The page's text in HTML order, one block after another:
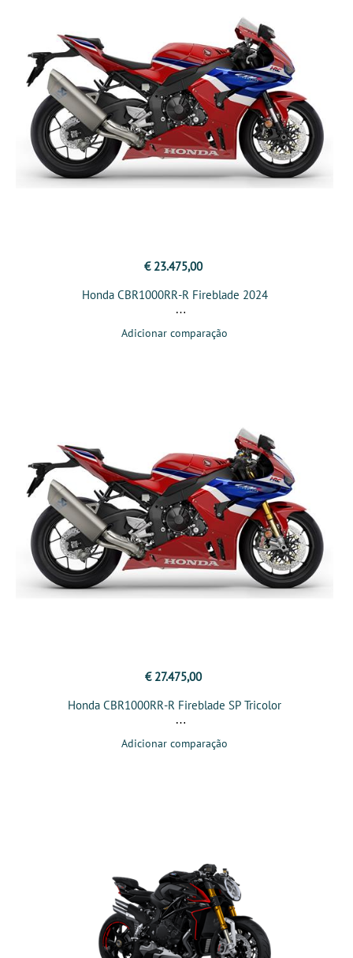
€ 23.475,00
Honda CBR1000RR-R Fireblade 2024
Adicionar comparação
€ 27.475,00
Honda CBR1000RR-R Fireblade SP Tricolor
Adicionar comparação